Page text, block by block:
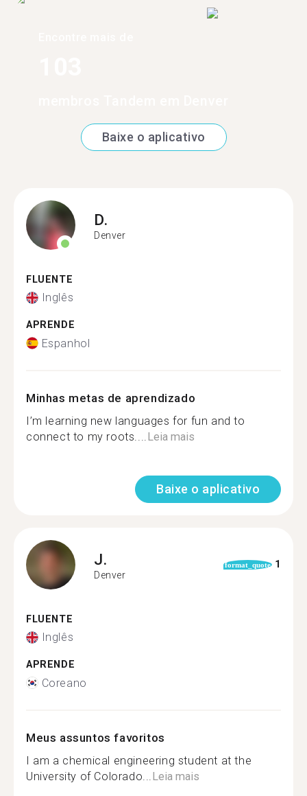
Baixe o aplicativo
D.
Denver
FLUENTE
Inglês
APRENDE
Espanhol
Minhas metas de aprendizado
I’m learning new languages for fun and to
connect to my roots.... Leia mais
Baixe o aplicativo
J.
Denver
format_quote 1
FLUENTE
Inglês
APRENDE
Coreano
Meus assuntos favoritos
I am a chemical engineering student at the
University of Colorado... Leia mais